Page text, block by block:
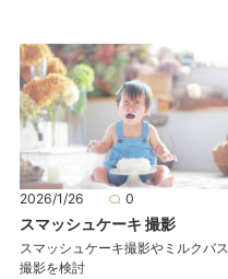
2026/1/26 0
スマッシュケーキ 撮影
スマッシュケーキ撮影やミルクバス
撮影を検討